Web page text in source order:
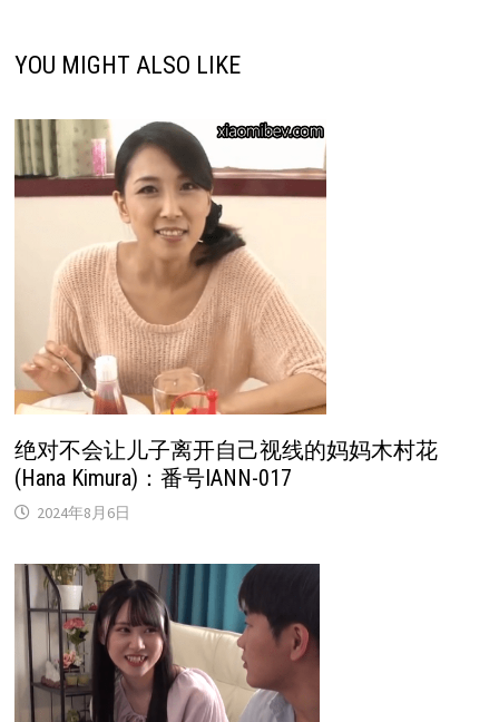
YOU MIGHT ALSO LIKE
绝对不会让儿子离开自己视线的妈妈木村花
(Hana Kimura)：番号IANN-017
2024年8月6日